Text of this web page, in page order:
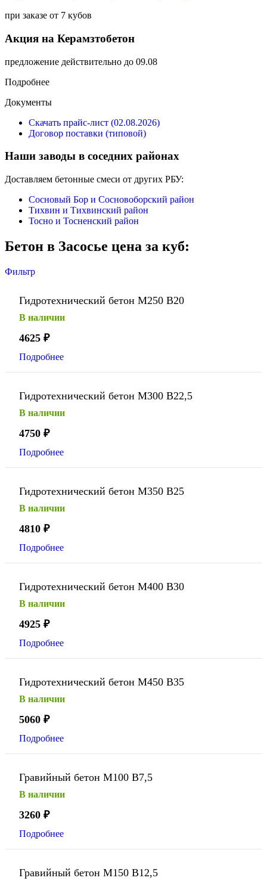
при заказе от 7 кубов
Акция на Керамзтобетон
предложение действительно до 09.08
Подробнее
Документы
Скачать прайс-лист (02.08.2026)
Договор поставки (типовой)
Наши заводы в соседних районах
Доставляем бетонные смеси от других РБУ:
Сосновый Бор и Сосновоборский район
Тихвин и Тихвинский район
Тосно и Тосненский район
Бетон в Засосье цена за куб:
Фильтр
Гидротехнический бетон М250 В20
В наличии
4625 ₽
Подробнее
Гидротехнический бетон М300 В22,5
В наличии
4750 ₽
Подробнее
Гидротехнический бетон М350 В25
В наличии
4810 ₽
Подробнее
Гидротехнический бетон М400 В30
В наличии
4925 ₽
Подробнее
Гидротехнический бетон М450 В35
В наличии
5060 ₽
Подробнее
Гравийный бетон М100 В7,5
В наличии
3260 ₽
Подробнее
Гравийный бетон М150 В12,5